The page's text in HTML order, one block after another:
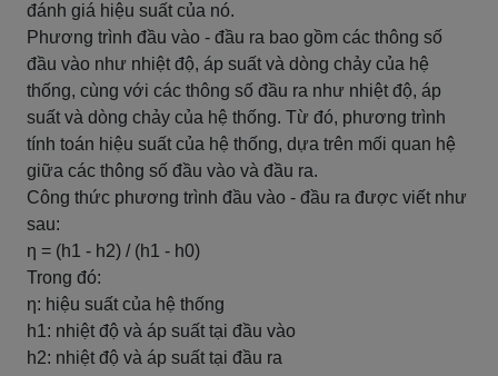
đánh giá hiệu suất của nó.
Phương trình đầu vào - đầu ra bao gồm các thông số
đầu vào như nhiệt độ, áp suất và dòng chảy của hệ
thống, cùng với các thông số đầu ra như nhiệt độ, áp
suất và dòng chảy của hệ thống. Từ đó, phương trình
tính toán hiệu suất của hệ thống, dựa trên mối quan hệ
giữa các thông số đầu vào và đầu ra.
Công thức phương trình đầu vào - đầu ra được viết như
sau:
η = (h1 - h2) / (h1 - h0)
Trong đó:
η: hiệu suất của hệ thống
h1: nhiệt độ và áp suất tại đầu vào
h2: nhiệt độ và áp suất tại đầu ra